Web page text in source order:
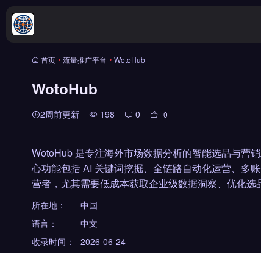
首页 • 流量推广平台 • WotoHub
WotoHub
2周前更新 198 0 0
WotoHub 是专注海外市场数据分析的智能选品与营
心功能包括 AI 关键词挖掘、全链路自动化运营、多
营者，尤其需要低成本获取企业级数据洞察、优化
所在地：
中国
语言：
中文
收录时间：
2026-06-24